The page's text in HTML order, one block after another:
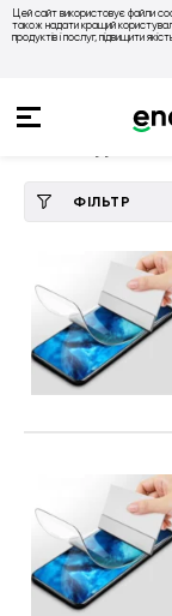
Цей сайт використовує файли
також надати кращий
продуктів і послуг, підвищити
ФІЛЬТР